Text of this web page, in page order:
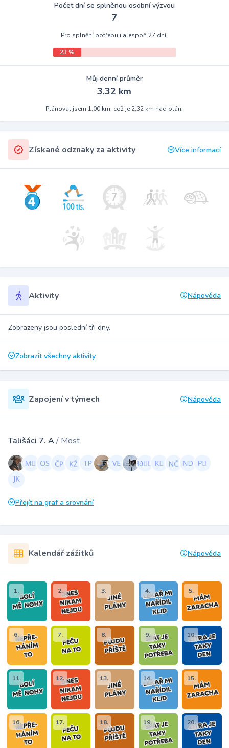
Počet dní se splněnou osobní výzvou
7
Pro splnění potřebuji alespoň 27 dní.
23 %
Můj denní průměr
3,32 km
Plánoval jsem 1,00 km, což je 2,32 km nad plán.
Získané odznaky za aktivity Více informací
Aktivity Nápověda
Zobrazeny jsou poslední tři dny.
Zobrazit všechny aktivity
Zapojení v týmech Nápověda
Tališáci 7. A/ Most
Přejít na graf a srovnání
Kalendář zážitků Nápověda
1. 2. 3. 4. 5.
6. 7. 8. 9. 10.
11. 12. 13. 14. 15.
16. 17. 18. 19. 20.